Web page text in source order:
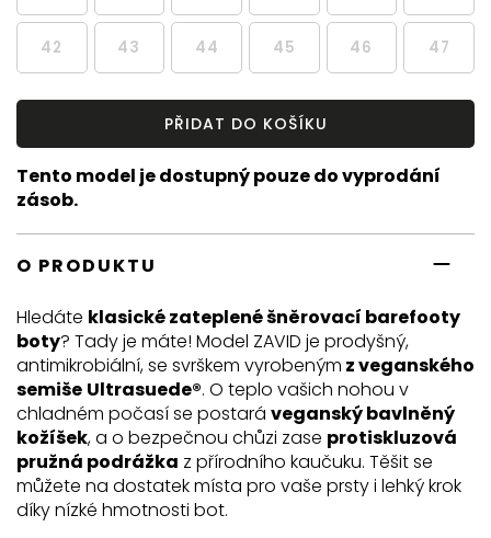
42 43 44 45 46 47
PŘIDAT DO KOŠÍKU
Tento model je dostupný pouze do vyprodání
zásob.
O PRODUKTU
Hledáte klasické zateplené šněrovací barefooty
boty? Tady je máte! Model ZAVID je prodyšný,
antimikrobiální, se svrškem vyrobeným z veganského
semiše Ultrasuede®. O teplo vašich nohou v
chladném počasí se postará veganský bavlněný
kožíšek, a o bezpečnou chůzi zase protiskluzová
pružná podrážka z přírodního kaučuku. Těšit se
můžete na dostatek místa pro vaše prsty i lehký krok
díky nízké hmotnosti bot.